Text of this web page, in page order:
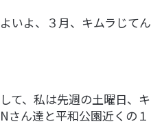
いよ、３月、キムラじて
て、私は先週の土曜日、
さん達と平和公園近くの